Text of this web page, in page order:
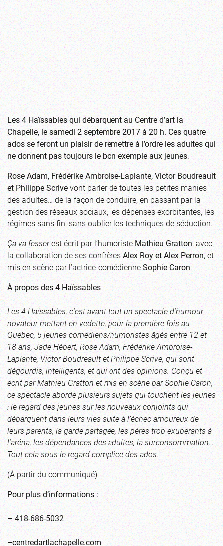
Les 4 Haïssables qui débarquent au Centre d’art la
Chapelle, le samedi 2 septembre 2017 à 20 h. Ces quatre
ados se feront un plaisir de remettre à l’ordre les adultes qui
ne donnent pas toujours le bon exemple aux jeunes.
Rose Adam, Frédérike Ambroise-Laplante, Victor Boudreault
et Philippe Scrivevont parler de toutes les petites manies
des adultes… de la façon de conduire, en passant par la
gestion des réseaux sociaux, les dépenses exorbitantes, les
régimes sans fin, sans oublier les techniques de séduction.
Ça va fesserest écrit par l’humoristeMathieu Gratton, avec
la collaboration de ses confrèresAlex Roy et Alex Perron, et
mis en scène par l’actrice-comédienneSophie Caron.
À propos des 4 Haïssables
Les 4 Haïssables, c’est avant tout un spectacle d’humour
novateur mettant en vedette, pour la première fois au
Québec, 5 jeunes comédiens/humoristes âgés entre 12 et
18 ans, Jade Hébert, Rose Adam, Frédérike Ambroise-
Laplante, Victor Boudreault et Philippe Scrive, qui sont
dégourdis, intelligents, et qui ont des opinions. Conçu et
écrit par Mathieu Gratton et mis en scène par Sophie Caron,
ce spectacle aborde plusieurs sujets qui touchent les jeunes
: le regard des jeunes sur les nouveaux conjoints qui
débarquent dans leurs vies suite à l’échec amoureux de
leurs parents, la garde partagée, les pères trop exubérants à
l’aréna, les dépendances des adultes, la surconsommation…
Tout cela sous le regard complice des ados.
(À partir du communiqué)
Pour plus d’informations :
– 418-686-5032
–centredartlachapelle.com